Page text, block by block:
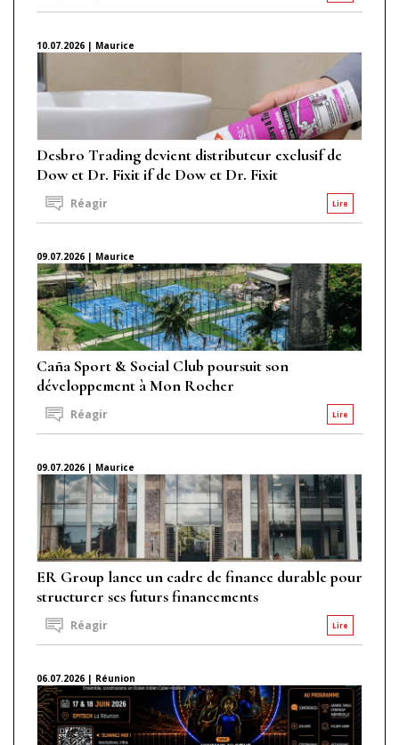
10.07.2026 | Maurice
Desbro Trading devient distributeur exclusif de
Dow et Dr. Fixit if de Dow et Dr. Fixit
Lire
Réagir
09.07.2026 | Maurice
Caña Sport & Social Club poursuit son
développement à Mon Rocher
Lire
Réagir
09.07.2026 | Maurice
ER Group lance un cadre de finance durable pour
structurer ses futurs financements
Lire
Réagir
06.07.2026 | Réunion